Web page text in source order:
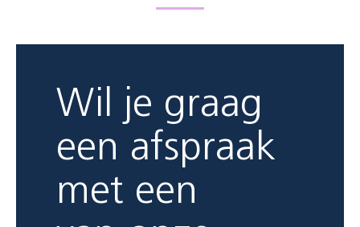
Wil je graag
een afspraak
met een